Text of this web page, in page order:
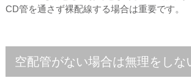
CD管を通さず裸配線する場合は重要です。
空配管がない場合は無理をしな